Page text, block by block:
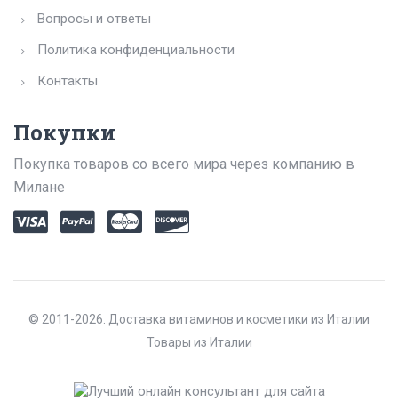
Вопросы и ответы
Политика конфиденциальности
Контакты
Покупки
Покупка товаров со всего мира через компанию в
Милане
© 2011-2026. Доставка витаминов и косметики из Италии
Товары из Италии